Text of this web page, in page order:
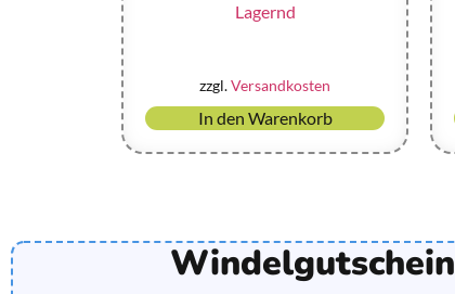
Lagernd
zzgl.Versandkosten
In den Warenkorb
Windelgutschein